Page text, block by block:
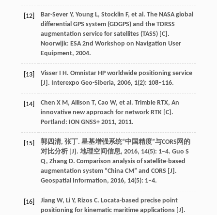
[12]
Bar-Sever Y, Young L, Stocklin F, et al. The NASA global
differential GPS system (GDGPS) and the TDRSS
augmentation service for satellites (TASS) [C].
Noorwijk: ESA 2nd Workshop on Navigation User
Equipment, 2004.
[13]
Visser I H. Omnistar HP worldwide positioning service
[J]. Interexpo Geo-Siberia, 2006, 1(2): 108–116.
[14]
Chen X M, Allison T, Cao W, et al. Trimble RTX, An
innovative new approach for network RTK [C].
Portland: ION GNSS+ 2011, 2011.
[15]
郭四清, 张丁. 星基增强系统“中国精度”与CORS网的
对比分析 [J]. 地理空间信息, 2016, 14(5): 1–4. Guo S
Q, Zhang D. Comparison analysis of satellite-based
augmentation system “China CM” and CORS [J].
Geospatial Information, 2016, 14(5): 1–4.
[16]
Jiang W, Li Y, Rizos C. Locata-based precise point
positioning for kinematic maritime applications [J].